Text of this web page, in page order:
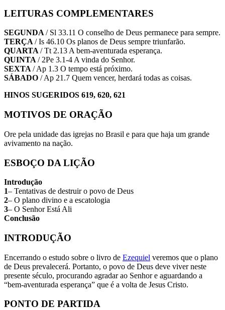
LEITURAS COMPLEMENTARES
SEGUNDA / Sl 33.11 O conselho de Deus permanece para sempre.
TERÇA / Is 46.10 Os planos de Deus sempre triunfarão.
QUARTA / Tt 2.13 A bem-aventurada esperança.
QUINTA / 2Pe 3.1-4 A vinda do Senhor.
SEXTA / Ap 1.3 O tempo está próximo.
SÁBADO / Ap 21.7 Quem vencer, herdará todas as coisas.
HINOS SUGERIDOS 619, 620, 621
MOTIVOS DE ORAÇÃO
Ore pela unidade das igrejas no Brasil e para que haja um grande
avivamento na nação.
ESBOÇO DA LIÇÃO
Introdução
1– Tentativas de destruir o povo de Deus
2– O plano divino e a escatologia
3– O Senhor Está Ali
Conclusão
INTRODUÇÃO
Encerrando o estudo sobre o livro de Ezequiel veremos que o plano
de Deus prevalecerá. Portanto, o povo de Deus deve viver neste
presente século, procurando agradar ao Senhor e aguardando a
“bem-aventurada esperança” que é a volta de Jesus Cristo.
PONTO DE PARTIDA